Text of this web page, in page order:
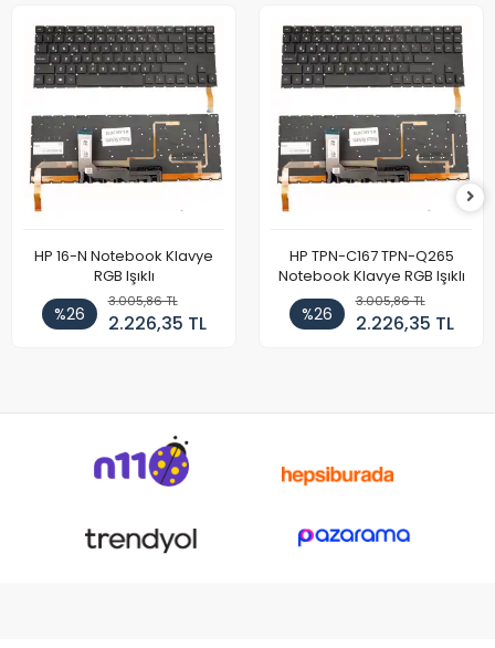
HP 16-N Notebook Klavye
RGB Işıklı
%26
3.005,86 TL
2.226,35 TL
HP TPN-C167 TPN-Q265
Notebook Klavye RGB Işıklı
%26
3.005,86 TL
2.226,35 TL